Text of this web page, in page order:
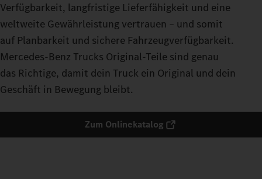
Verfügbarkeit, langfristige Lieferfähigkeit und eine
weltweite Gewährleistung vertrauen – und somit
auf Planbarkeit und sichere Fahrzeugverfügbarkeit.
Mercedes‑Benz Trucks Original-Teile sind genau
das Richtige, damit dein Truck ein Original und dein
Geschäft in Bewegung bleibt.
Zum Onlinekatalog